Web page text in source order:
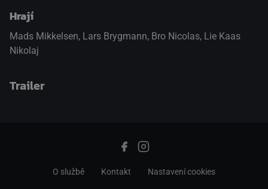
Hrají
Mads Mikkelsen, Lars Brygmann, Bro Nicolas, Lie Kaas
Nikolaj
Trailer
O službě Kontakt Nastavení cookies